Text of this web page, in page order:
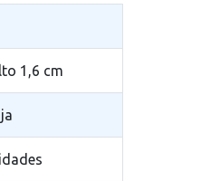
1,6 cm